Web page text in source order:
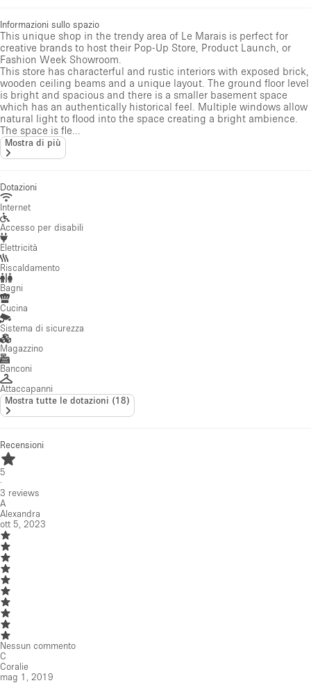
Informazioni sullo spazio
This unique shop in the trendy area of Le Marais is perfect for
creative brands to host their Pop-Up Store, Product Launch, or
Fashion Week Showroom.
This store has characterful and rustic interiors with exposed brick,
wooden ceiling beams and a unique layout. The ground floor level
is bright and spacious and there is a smaller basement space
which has an authentically historical feel. Multiple windows allow
natural light to flood into the space creating a bright ambience.
The space is fle...
Mostra di più
Dotazioni
Internet
Accesso per disabili
Elettricità
Riscaldamento
Bagni
Cucina
Sistema di sicurezza
Magazzino
Banconi
Attaccapanni
Mostra tutte le dotazioni (18)
Recensioni
5
·
3 reviews
A
Alexandra
ott 5, 2023
Nessun commento
C
Coralie
mag 1, 2019